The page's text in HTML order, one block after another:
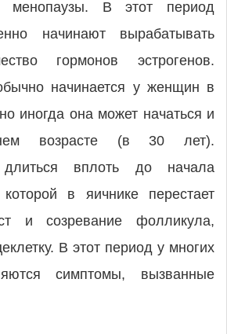
менопаузы. В этот период
начинают вырабатывать
гормонов эстрогенов.
начинается у женщин в
иногда она может начаться и
возрасте (в 30 лет).
длиться вплоть до начала
в яичнике перестает
и созревание фолликула,
В этот период у многих
симптомы, вызванные